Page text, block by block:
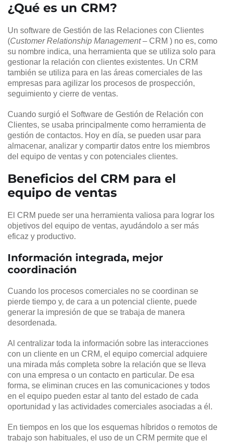
¿Qué es un CRM?
Un software de Gestión de las Relaciones con Clientes
(Customer Relationship Management– CRM ) no es, como
su nombre indica, una herramienta que se utiliza solo para
gestionar la relación con clientes existentes. Un CRM
también se utiliza para en las áreas comerciales de las
empresas para agilizar los procesos de prospección,
seguimiento y cierre de ventas.
Cuando surgió el Software de Gestión de Relación con
Clientes, se usaba principalmente como herramienta de
gestión de contactos. Hoy en día, se pueden usar para
almacenar, analizar y compartir datos entre los miembros
del equipo de ventas y con potenciales clientes.
Beneficios del CRM para el
equipo de ventas
El CRM puede ser una herramienta valiosa para lograr los
objetivos del equipo de ventas, ayudándolo a ser más
eficaz y productivo.
Información integrada, mejor
coordinación
Cuando los procesos comerciales no se coordinan se
pierde tiempo y, de cara a un potencial cliente, puede
generar la impresión de que se trabaja de manera
desordenada.
Al centralizar toda la información sobre las interacciones
con un cliente en un CRM, el equipo comercial adquiere
una mirada más completa sobre la relación que se lleva
con una empresa o un contacto en particular. De esa
forma, se eliminan cruces en las comunicaciones y todos
en el equipo pueden estar al tanto del estado de cada
oportunidad y las actividades comerciales asociadas a él.
En tiempos en los que los esquemas híbridos o remotos de
trabajo son habituales, el uso de un CRM permite que el